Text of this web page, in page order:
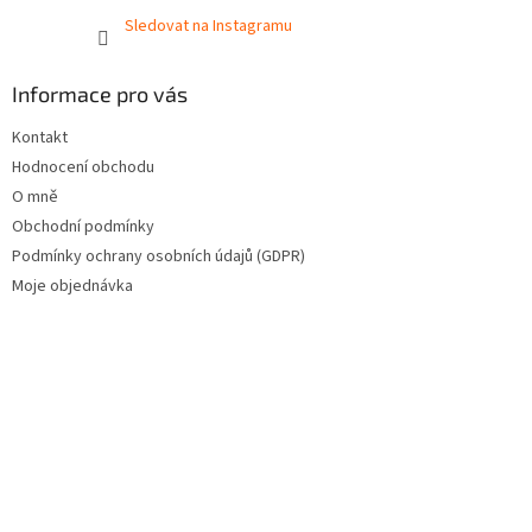
Sledovat na Instagramu
Informace pro vás
Kontakt
Hodnocení obchodu
O mně
Obchodní podmínky
Podmínky ochrany osobních údajů (GDPR)
Moje objednávka